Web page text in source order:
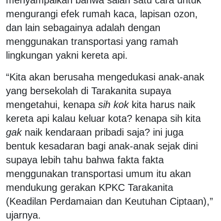
mengurangi efek rumah kaca, lapisan ozon,
dan lain sebagainya adalah dengan
menggunakan transportasi yang ramah
lingkungan yakni kereta api.
“Kita akan berusaha mengedukasi anak-anak
yang bersekolah di Tarakanita supaya
mengetahui, kenapa sih kokkita harus naik
kereta api kalau keluar kota? kenapa sih kita
gaknaik kendaraan pribadi saja? ini juga
bentuk kesadaran bagi anak-anak sejak dini
supaya lebih tahu bahwa fakta fakta
menggunakan transportasi umum itu akan
mendukung gerakan KPKC Tarakanita
(Keadilan Perdamaian dan Keutuhan Ciptaan),”
ujarnya.